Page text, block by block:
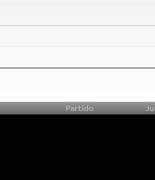
Partido